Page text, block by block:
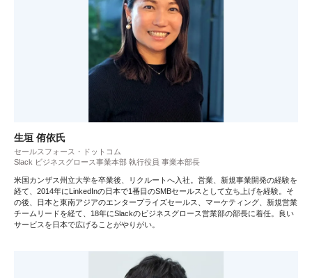
生垣 侑依氏
セールスフォース・ドットコム
Slack ビジネスグロース事業本部 執行役員 事業本部長
米国カンザス州立大学を卒業後、リクルートへ入社。営業、新規事業開発の経験を
経て、2014年にLinkedInの日本で1番目のSMBセールスとして立ち上げを経験。そ
の後、日本と東南アジアのエンタープライズセールス、マーケティング、新規営業
チームリードを経て、18年にSlackのビジネスグロース営業部の部長に着任。良い
サービスを日本で広げることがやりがい。